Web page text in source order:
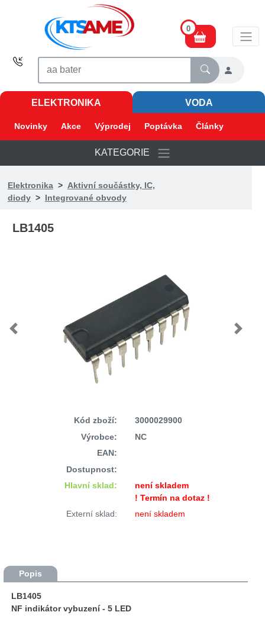
0
ELEKTRONIKA VODA
Novinky Akce Výprodej Poptávka Články
KATEGORIE
Elektronika> Aktivní součástky, IC,
diody> Integrované obvody
LB1405
Previous Next
Kód zboží:
3000029900
Výrobce:
NC
EAN:
Dostupnost:
Hlavní sklad:
není skladem
! Termín na dotaz !
Externí sklad:
není skladem
Popis
LB1405
NF indikátor vybuzení - 5 LED